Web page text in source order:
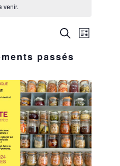
venir.
Recherche
et
de
vues
Évènements
Recherche
de
Liste
passés